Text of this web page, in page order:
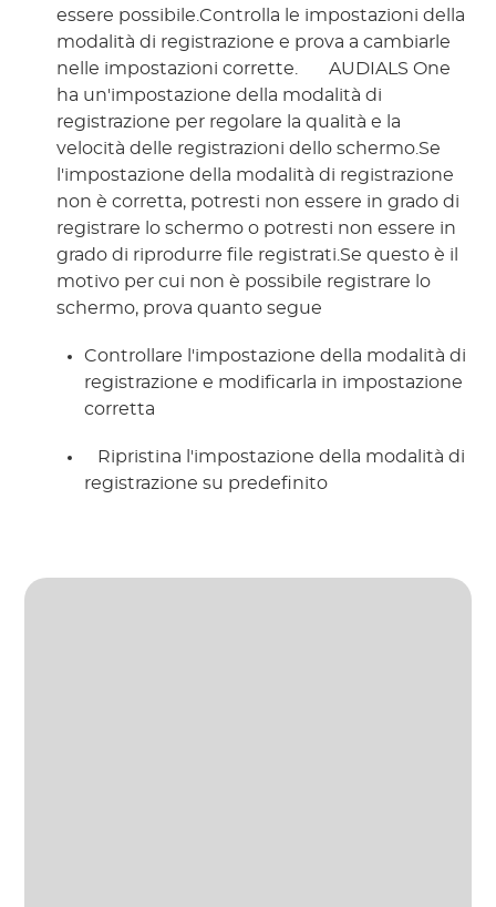
essere possibile.Controlla le impostazioni della
modalità di registrazione e prova a cambiarle
nelle impostazioni corrette.
AUDIALS One
ha un'impostazione della modalità di
registrazione per regolare la qualità e la
velocità delle registrazioni dello schermo.Se
l'impostazione della modalità di registrazione
non è corretta, potresti non essere in grado di
registrare lo schermo o potresti non essere in
grado di riprodurre file registrati.Se questo è il
motivo per cui non è possibile registrare lo
schermo, prova quanto segue
Controllare l'impostazione della modalità di
registrazione e modificarla in impostazione
corretta
Ripristina l'impostazione della modalità di
registrazione su predefinito